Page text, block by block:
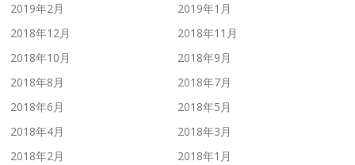
2019年2月
2019年1月
2018年12月
2018年11月
2018年10月
2018年9月
2018年8月
2018年7月
2018年6月
2018年5月
2018年4月
2018年3月
2018年2月
2018年1月